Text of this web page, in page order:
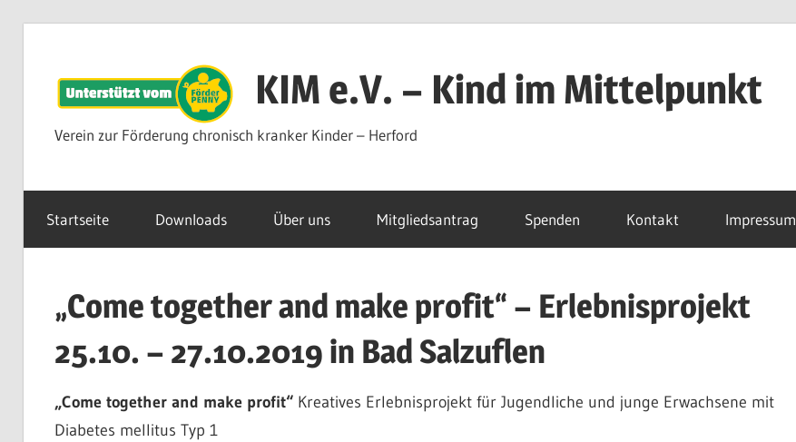
springen
KIM e.V. – Kind im Mittelpunkt
Verein zur Förderung chronisch kranker Kinder – Herford
Startseite Downloads Über uns Mitgliedsantrag Spenden Kontakt Impressum
„Come together and make profit“ – Erlebnisprojekt
25.10. – 27.10.2019 in Bad Salzuflen
„Come together and make profit“Kreatives Erlebnisprojekt für Jugendliche und junge Erwachsene mit
Diabetes mellitus Typ 1